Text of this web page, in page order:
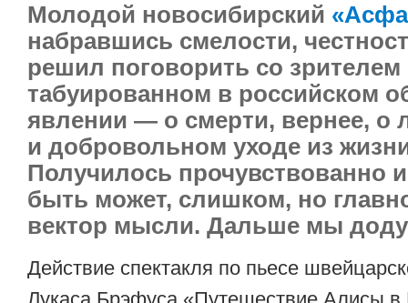
Молодой новосибирский
набравшись смелости,
решил поговорить со
табуированном в российском
явлении — о смерти, вернее, о
и добровольном уходе из
Получилось прочувствованно
быть может, слишком, но
вектор мысли. Дальше мы
Действие спектакля по пьесе